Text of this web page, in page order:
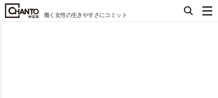
働く女性の生きやすさにコミット